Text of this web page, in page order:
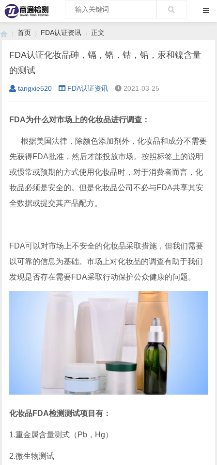
›
首页
›
FDA认证资讯 正文
FDA认证化妆品砷，镉，铬，钴，铅，汞和镍含量
的测试
tangxie520 FDA认证资讯 2021-03-25
FDA为什么对市场上的化妆品进行调查：
根据美国法律，除颜色添加剂外，化妆品和成分不需要
先获得FDA批准，然后才能投放市场。按照标签上的说明
或惯常或预期的方式使用化妆品时，对于消费者而言，化
妆品必须是安全的。但是化妆品公司不必与FDA共享其安
全数据或提交其产品配方。
FDA可以对市场上不安全的化妆品采取措施，但我们需要
以可靠的信息为基础。市场上对化妆品的调查有助于我们
发现是否存在需要FDA采取行动保护公众健康的问题。
化妆品FDA检测测试项目有：
1.重金属含量测式（Pb，Hg）
2.微生物测试